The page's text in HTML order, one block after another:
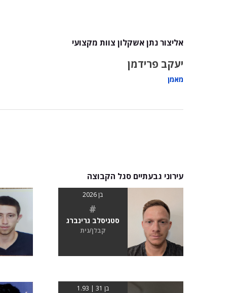
אליצור נתן אשקלון צוות מקצועי
יעקב פרידמן
מאמן
עירוני גבעתיים סגל הקבוצה
בן 2026
#
סטניסלב גרינברג
קבלן/נית
בן 31 | 1.93